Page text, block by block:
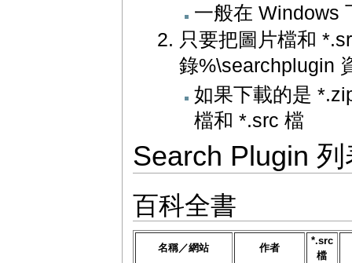
一般在 Windows
只要把圖片檔和
錄%\searchplugin
如果下載的是
檔和 *.src 檔
Search Plugin 列
百科全書
名稱／網站 作者
*.src
檔